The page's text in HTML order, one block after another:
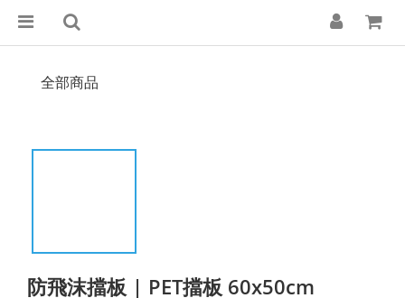
全部商品
防飛沫擋板 | PET擋板 60x50cm